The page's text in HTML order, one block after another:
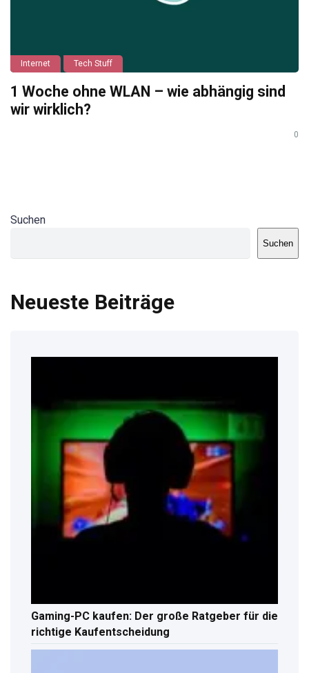
Internet Tech Stuff
1 Woche ohne WLAN – wie abhängig sind
wir wirklich?
0
Suchen
Suchen
Neueste Beiträge
Gaming-PC kaufen: Der große Ratgeber für die
richtige Kaufentscheidung